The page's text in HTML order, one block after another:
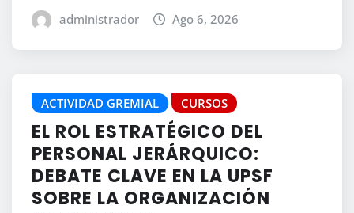
administrador Ago 6, 2026
ACTIVIDAD GREMIAL CURSOS
EL ROL ESTRATÉGICO DEL
PERSONAL JERÁRQUICO:
DEBATE CLAVE EN LA UPSF
SOBRE LA ORGANIZACIÓN